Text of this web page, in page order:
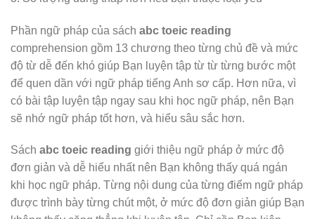
Phần ngữ pháp của sách abc toeic reading
comprehension gồm 13 chương theo từng chủ đề và mức
độ từ dễ đến khó giúp Bạn luyện tập từ từ từng bước một
để quen dần với ngữ pháp tiếng Anh sơ cấp. Hơn nữa, vì
có bài tập luyện tập ngay sau khi học ngữ pháp, nên Bạn
sẽ nhớ ngữ pháp tốt hơn, và hiểu sâu sắc hơn.
Sách abc toeic reading giới thiệu ngữ pháp ở mức độ
đơn giản và dễ hiểu nhất nên Bạn không thấy quá ngán
khi học ngữ pháp. Từng nội dung của từng điểm ngữ pháp
được trình bày từng chút một, ở mức độ đơn giản giúp Bạn